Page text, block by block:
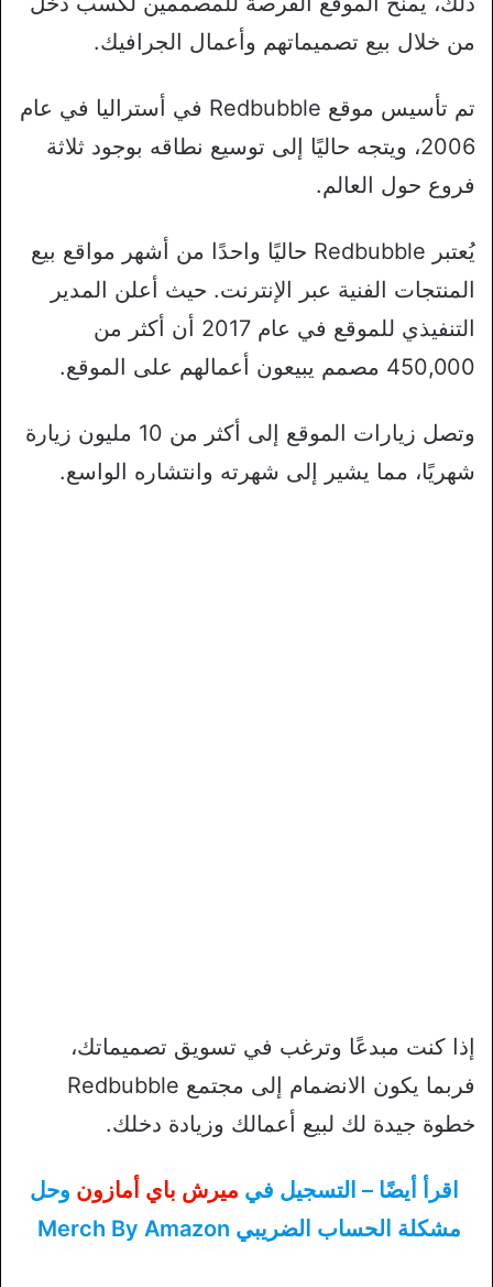
من خلال بيع تصميماتهم وأعمال الجرافيك.
تم تأسيس موقع Redbubble في أستراليا في عام
2006، ويتجه حاليًا إلى توسيع نطاقه بوجود ثلاثة
فروع حول العالم.
يُعتبر Redbubble حاليًا واحدًا من أشهر مواقع بيع
المنتجات الفنية عبر الإنترنت. حيث أعلن المدير
التنفيذي للموقع في عام 2017 أن أكثر من
450,000 مصمم يبيعون أعمالهم على الموقع.
وتصل زيارات الموقع إلى أكثر من 10 مليون زيارة
شهريًا، مما يشير إلى شهرته وانتشاره الواسع.
إذا كنت مبدعًا وترغب في تسويق تصميماتك،
فربما يكون الانضمام إلى مجتمع Redbubble
خطوة جيدة لك لبيع أعمالك وزيادة دخلك.
اقرأ أيضًا – التسجيل في ميرش باي أمازون وحل
مشكلة الحساب الضريبي Merch By Amazon